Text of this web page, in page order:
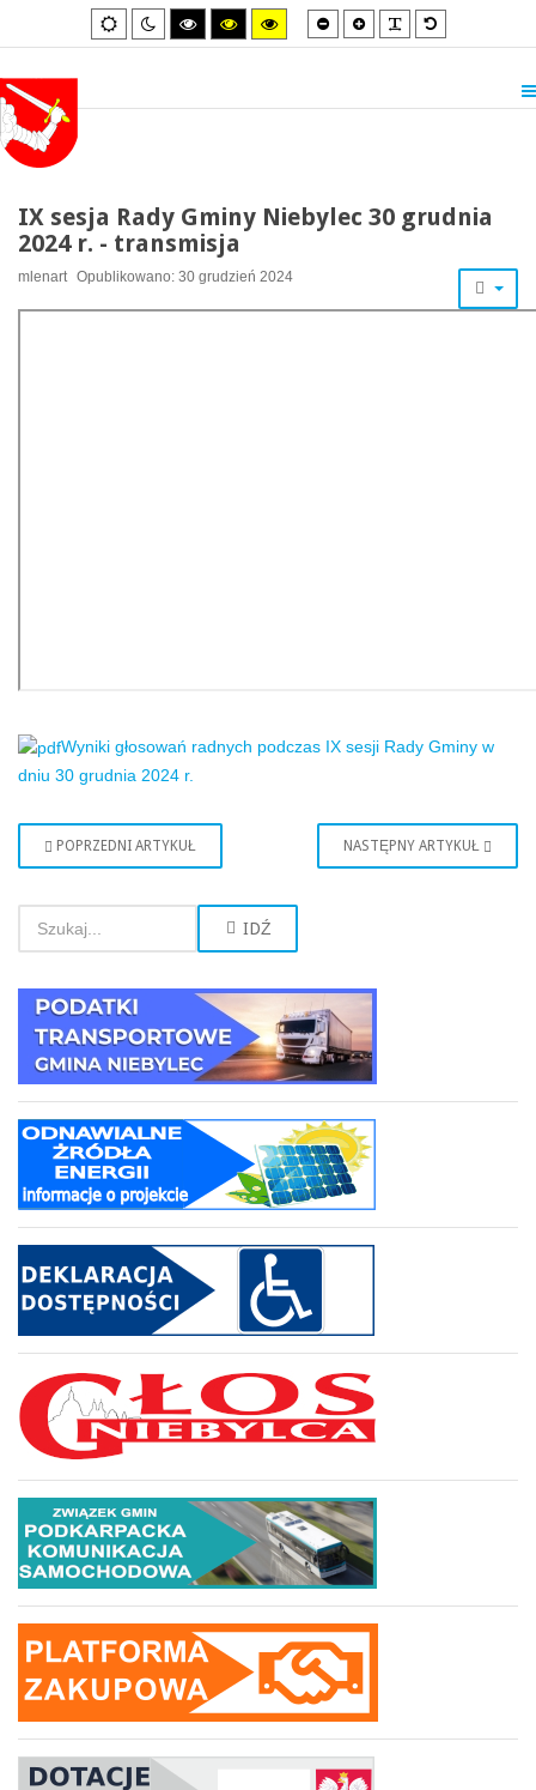
Default
mode
Night
mode
High
contrast
High
contrast
High
contrast
Smaller
font
Larger
font
Default
font
IX sesja Rady Gminy Niebylec 30 grudnia
2024 r. - transmisja
mlenart Opublikowano: 30 grudzień 2024
Wyniki głosowań radnych podczas IX sesji Rady Gminy w
dniu 30 grudnia 2024 r.
POPRZEDNI ARTYKUŁ NASTĘPNY ARTYKUŁ
IDŹ